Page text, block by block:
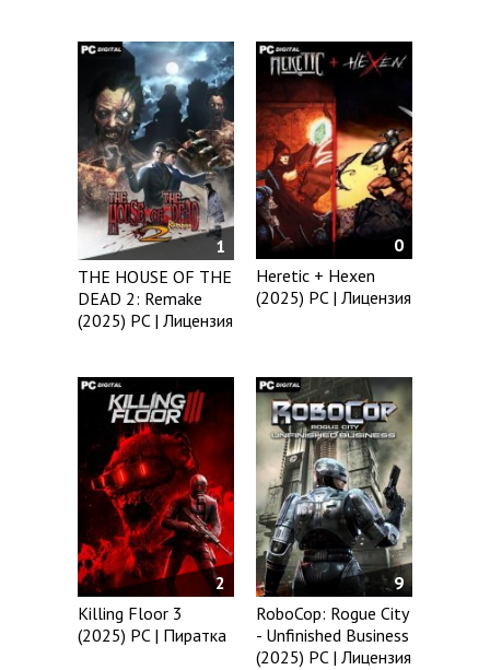
1
THE HOUSE OF THE
DEAD 2: Remake
(2025) PC | Лицензия
0
Heretic + Hexen
(2025) PC | Лицензия
2
Killing Floor 3
(2025) PC | Пиратка
9
RoboCop: Rogue City
- Unfinished Business
(2025) PC | Лицензия